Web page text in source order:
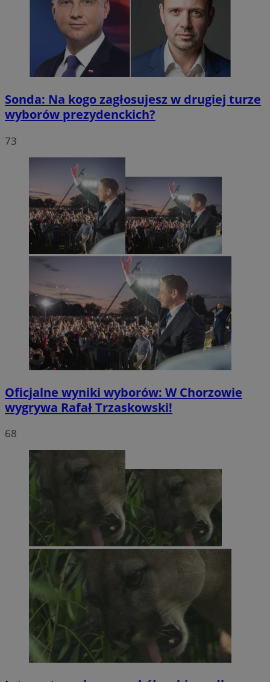
Sonda: Na kogo zagłosujesz w drugiej turze
wyborów prezydenckich?
73
Oficjalne wyniki wyborów: W Chorzowie
wygrywa Rafał Trzaskowski!
68